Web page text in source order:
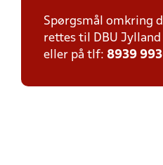
Spørgsmål omkring
rettes til DBU Jylland
eller på tlf: 8939